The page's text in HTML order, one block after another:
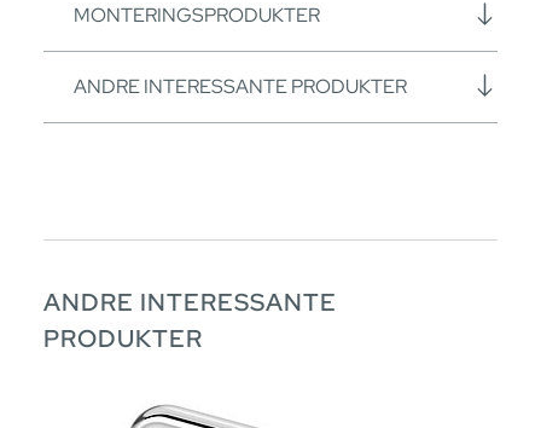
MONTERINGSPRODUKTER
ANDRE INTERESSANTE PRODUKTER
ANDRE INTERESSANTE
PRODUKTER